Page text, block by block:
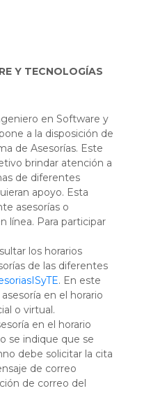
Y TECNOLOGÍAS
en Software y
a la disposición de
de Asesorías. Este
brindar atención a
de diferentes
apoyo. Esta
asesorías o
línea. Para participar
los horarios
de las diferentes
. En este
en el horario
o virtual.
en el horario
se indique que se
debe solicitar la cita
de correo
de correo del